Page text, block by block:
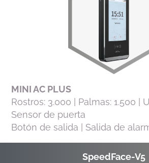
MINI AC PLUS
Rostros: 3.000 | Palmas: 1.500 |
Sensor de puerta
Botón de salida | Salida de
SpeedFace-V5